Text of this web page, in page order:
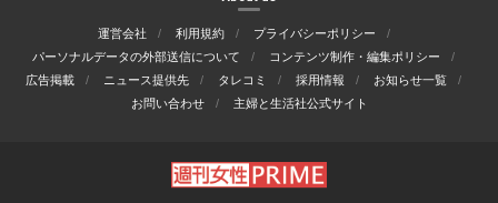
運営会社 利用規約
プライバシーポリシー
パーソナルデータの外部送信について
コンテンツ制作・編集ポリシー
広告掲載
ニュース提供先 タレコミ 採用情報
お知らせ一覧
お問い合わせ
主婦と生活社公式サイト